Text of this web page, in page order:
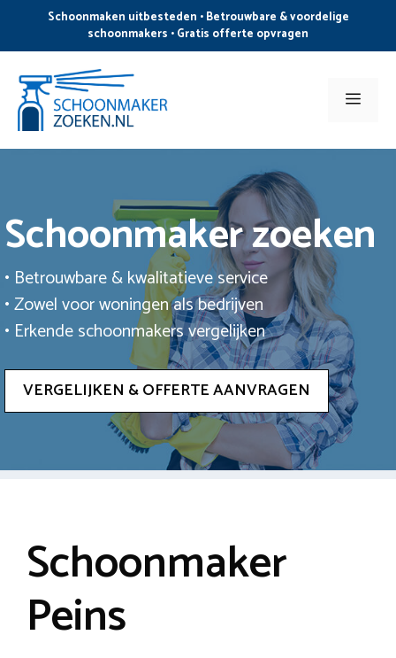
de
inhoud
Schoonmaken uitbesteden • Betrouwbare & voordelige
schoonmakers • Gratis offerte opvragen
Menu
Schoonmaker zoeken
• Betrouwbare & kwalitatieve service
• Zowel voor woningen als bedrijven
• Erkende schoonmakers vergelijken
VERGELIJKEN & OFFERTE AANVRAGEN
Schoonmaker
Peins